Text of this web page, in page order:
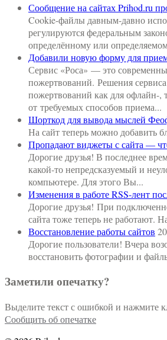
Сообщение на сайтах Prihod.ru
Cookie-файлы давным-давно
регулируются федеральным
определённому или
Добавили новую форму для
Сервис «Роса» — это
пожертвований. Решения
пожертвований как для офлайн-,
от требуемых способов приема...
Шорткод для вывода мыслей
На сайт теперь можно добавить
Пропадают виджеты с сайта —
Дорогие друзья! В последнее
какой-то непредсказуемый и
компьютере. Для этого Вы...
Изменения в работе RSS-лент
Дорогие друзья! При
сайта тоже теперь не работают.
Восстановление работы сайтов
Дорогие пользователи! Вчера
восстановить фотографии и
Заметили опечатку?
Выделите текст с ошибкой и нажмите
Сообщить об опечатке